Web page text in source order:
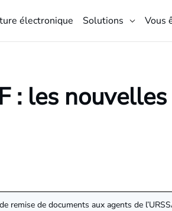
électronique Solutions Vous
: les
remise de documents aux agents de